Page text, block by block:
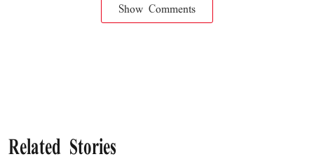
Show Comments
Related Stories